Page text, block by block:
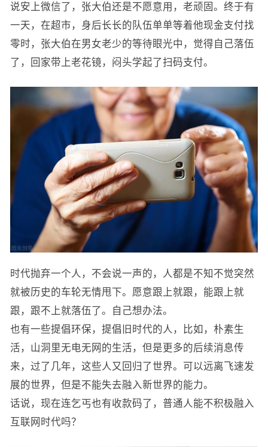
说安上微信了，张大伯还是不愿意用，老顽固。终于有
一天，在超市，身后长长的队伍单单等着他现金支付找
零时，张大伯在男女老少的等待眼光中，觉得自己落伍
了，回家带上老花镜，闷头学起了扫码支付。
时代抛弃一个人，不会说一声的，人都是不知不觉突然
就被历史的车轮无情甩下。愿意跟上就跟，能跟上就
跟，跟不上就落伍了。自己想办法。
也有一些提倡环保，提倡旧时代的人，比如，朴素生
活，山洞里无电无网的生活，但是更多的后续消息传
来，过了几年，这些人又回归了世界。可以远离飞速发
展的世界，但是不能失去融入新世界的能力。
话说，现在连乞丐也有收款码了，普通人能不积极融入
互联网时代吗？